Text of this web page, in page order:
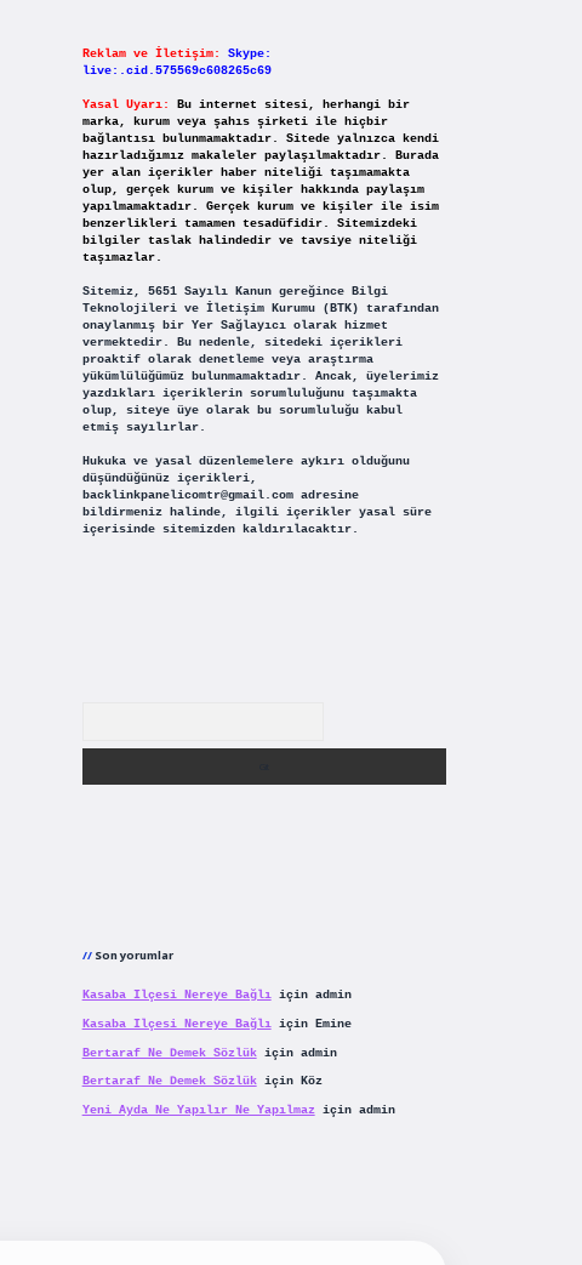
Reklam ve İletişim:
Skype:
live:.cid.575569c608265c69
Yasal Uyarı:
Bu internet sitesi, herhangi bir
marka, kurum veya şahıs şirketi ile hiçbir
bağlantısı bulunmamaktadır. Sitede yalnızca kendi
hazırladığımız makaleler paylaşılmaktadır. Burada
yer alan içerikler haber niteliği taşımamakta
olup, gerçek kurum ve kişiler hakkında paylaşım
yapılmamaktadır. Gerçek kurum ve kişiler ile isim
benzerlikleri tamamen tesadüfidir. Sitemizdeki
bilgiler taslak halindedir ve tavsiye niteliği
taşımazlar.
Sitemiz, 5651 Sayılı Kanun gereğince Bilgi
Teknolojileri ve İletişim Kurumu (BTK) tarafından
onaylanmış bir Yer Sağlayıcı olarak hizmet
vermektedir. Bu nedenle, sitedeki içerikleri
proaktif olarak denetleme veya araştırma
yükümlülüğümüz bulunmamaktadır. Ancak, üyelerimiz
yazdıkları içeriklerin sorumluluğunu taşımakta
olup, siteye üye olarak bu sorumluluğu kabul
etmiş sayılırlar.
Hukuka ve yasal düzenlemelere aykırı olduğunu
düşündüğünüz içerikleri,
backlinkpanelicomtr@gmail.comadresine
bildirmeniz halinde, ilgili içerikler yasal süre
içerisinde sitemizden kaldırılacaktır.
Son yorumlar
Kasaba Ilçesi Nereye Bağlıiçin admin
Kasaba Ilçesi Nereye Bağlıiçin Emine
Bertaraf Ne Demek Sözlükiçin admin
Bertaraf Ne Demek Sözlükiçin Köz
Yeni Ayda Ne Yapılır Ne Yapılmaziçin admin